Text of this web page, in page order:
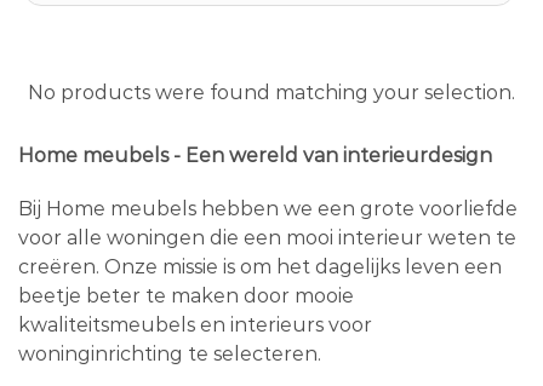
No products were found matching your selection.
Home meubels - Een wereld van interieurdesign
Bij Home meubels hebben we een grote voorliefde
voor alle woningen die een mooi interieur weten te
creëren. Onze missie is om het dagelijks leven een
beetje beter te maken door mooie
kwaliteitsmeubels en interieurs voor
woninginrichting te selecteren.